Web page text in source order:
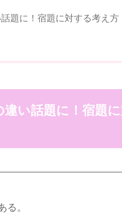
題に！宿題に対する考え方
い話題に！宿題
る。